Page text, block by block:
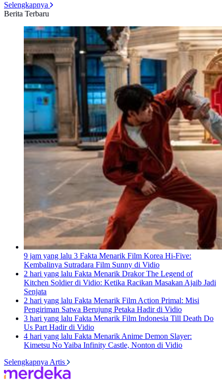
Selengkapnya
Berita Terbaru
9 jam yang lalu 3 Fakta Menarik Film Korea Hi-Five:
Kembalinya Sutradara Film Sunny di Vidio
2 hari yang lalu Fakta Menarik Drakor The Legend of
Kitchen Soldier di Vidio: Ketika Racikan Masakan Ajaib Jadi
Senjata
2 hari yang lalu Fakta Menarik Film Action Primal: Misi
Pengiriman Satwa Berujung Petaka Hadir di Vidio
3 hari yang lalu Fakta Menarik Film Indonesia Till Death Do
Us Part Hadir di Vidio
4 hari yang lalu Fakta Menarik Anime Demon Slayer:
Kimetsu No Yaiba Infinity Castle, Nonton di Vidio
Selengkapnya Artis